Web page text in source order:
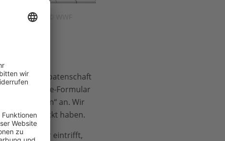
Patenschaft © WWF
Geschenkpatenschaft
Sie im Online-Formular
Beschenkten“ an. Wir
verschickt haben.
bei ihr eintrifft,